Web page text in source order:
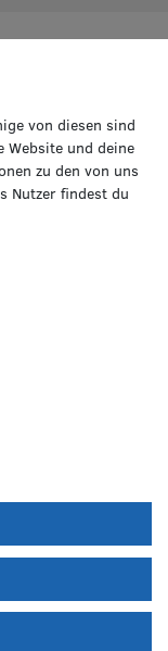
vorbehalten.
von diesen sind
Website und deine
zu den von uns
Nutzer findest du